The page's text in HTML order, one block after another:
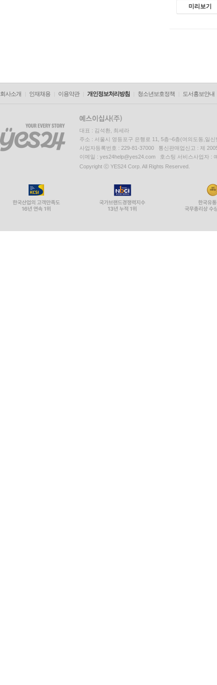
미리보기
회사소개 인재채용 이용약관 개인정보처리방침 청소년보호정책 도서홍보안내
대표 : 김석환, 최세라
주소 : 서울시 영등포구 은행로 11, 5층~6층(여의도동,일신
사업자등록번호 : 229-81-37000 통신판매업신고 : 제
이메일 : yes24help@yes24.com 호스팅 서비스사업자 :
Copyright ⓒ YES24 Corp. All Rights Reserved.